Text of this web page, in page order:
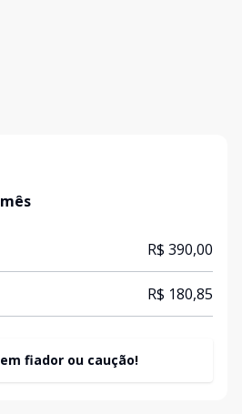
R$ 390,00
R$ 180,85
fiador ou caução!